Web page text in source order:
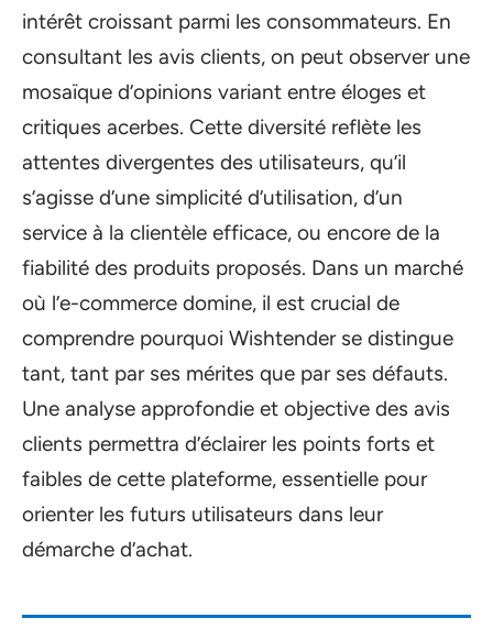
intérêt croissant parmi les consommateurs. En
consultant les avis clients, on peut observer une
mosaïque d’opinions variant entre éloges et
critiques acerbes. Cette diversité reflète les
attentes divergentes des utilisateurs, qu’il
s’agisse d’une simplicité d’utilisation, d’un
service à la clientèle efficace, ou encore de la
fiabilité des produits proposés. Dans un marché
où l’e-commerce domine, il est crucial de
comprendre pourquoi Wishtender se distingue
tant, tant par ses mérites que par ses défauts.
Une analyse approfondie et objective des avis
clients permettra d’éclairer les points forts et
faibles de cette plateforme, essentielle pour
orienter les futurs utilisateurs dans leur
démarche d’achat.